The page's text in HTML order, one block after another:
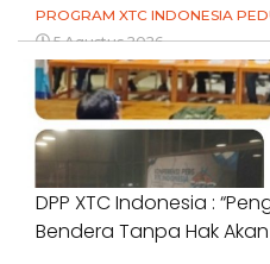
PROGRAM XTC INDONESIA
5 Agustus 2026
DPP XTC Indonesia :
Bendera Tanpa Hak